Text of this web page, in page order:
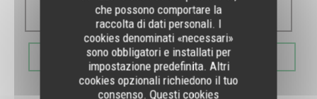
che possono comportare la
raccolta di dati personali. I
cookies denominati «necessari»
sono obbligatori e installati per
impostazione predefinita. Altri
cookies opzionali richiedono il tuo
consenso. Questi cookies
PRENOTA